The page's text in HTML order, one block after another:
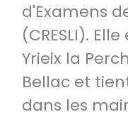
d'Examens
(CRESLI).
Yrieix la
Bellac et
dans les